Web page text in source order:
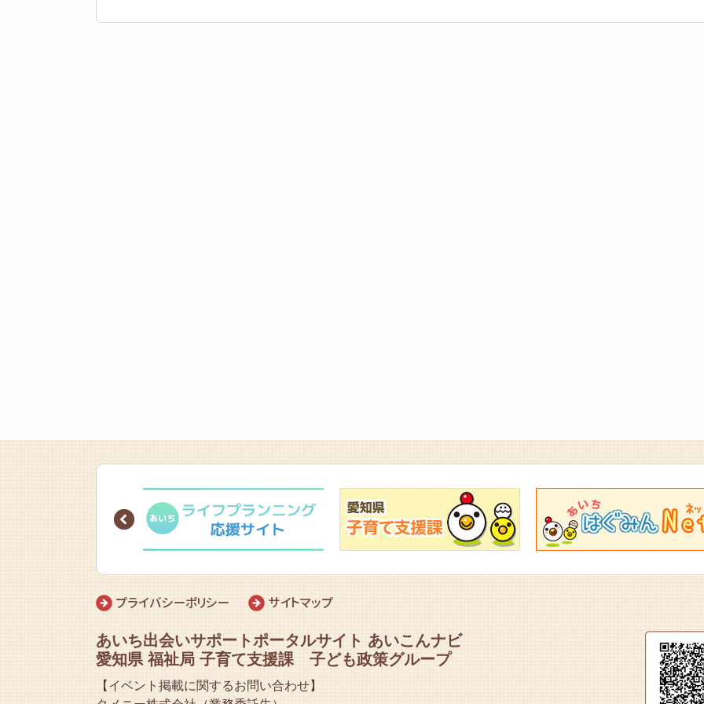
Prev
プライバシーポリシー サイトマップ
あいち出会いサポートポータルサイト あいこんナビ
愛知県 福祉局 子育て支援課 子ども政策グループ
【イベント掲載に関するお問い合わせ】